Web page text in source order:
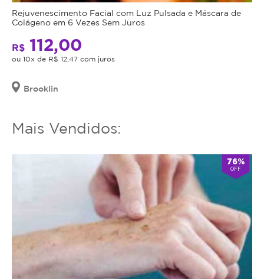
Rejuvenescimento Facial com Luz Pulsada e Máscara de
Colágeno em 6 Vezes Sem Juros
R$ 112,00
ou 10x de R$ 12,47 com juros
Brooklin
Mais Vendidos:
76%
OFF